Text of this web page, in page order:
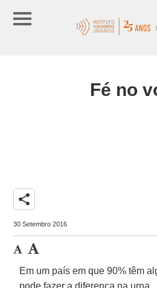
Fé no
share
30 Setembro 2016
Em um país em que 90% têm
pode fazer a diferença na urna